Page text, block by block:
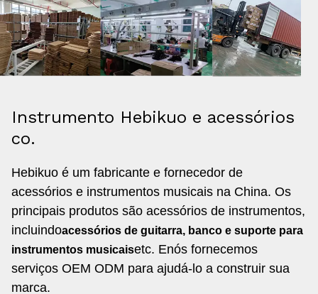
Instrumento Hebikuo e acessórios
co.
Hebikuo é um fabricante e fornecedor de
acessórios e instrumentos musicais na China. Os
principais produtos são acessórios de instrumentos,
incluindoacessórios de guitarra, banco e suporte para
instrumentos musicaisetc. Enós fornecemos
serviços OEM ODM para ajudá-lo a construir sua
marca.